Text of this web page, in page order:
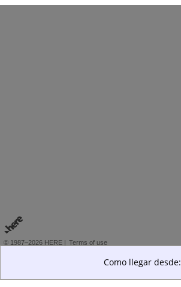
© 1987–2026 HERE | Terms of use
Como llegar desde: